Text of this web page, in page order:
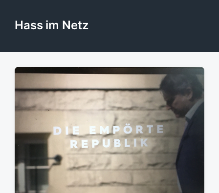
Hass im Netz